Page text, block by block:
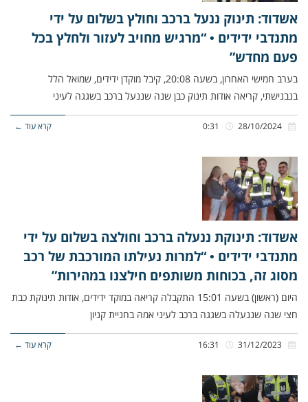
אשדוד: תינוק ננעל ברכב וחולץ בשלום על ידי
מתנדבי ידידים • “מרגיש מחויב לעזור ולחלץ בכל
פעם מחדש”
בערב חמישי האחרון, בשעה 20:08, קיבל מוקדן ידידים, שמואל הלל
בנבנישתי, קריאה אודות תינוק כבן שנה שננעל ברכב בשגגה לעיני
קרא עוד ←
אשדוד: תינוקת ננעלה ברכב וחולצה בשלום על ידי
מתנדבי ידידים • “למרות נעילתו המורכבת של רכב
מסוג זה, בכוחות משותפים חילצנו במהירות”
היום (ראשון) בשעה 15:01 התקבלה קריאה במוקד ידידים, אודות תינוקת כבת
חצי שנה שננעלה בשגגה ברכב לעיני אמהּ בחניית קניון
קרא עוד ←